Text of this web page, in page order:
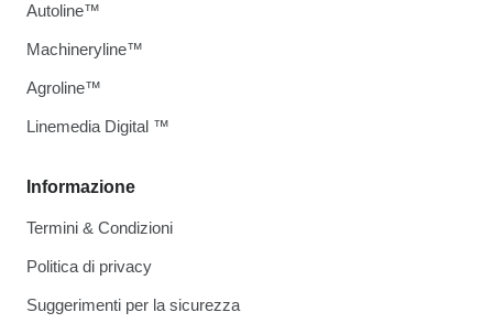
Informazione
Termini & Condizioni
Politica di privacy
Suggerimenti per la sicurezza
Autoline™
Machineryline™
Agroline™
Linemedia Digital ™